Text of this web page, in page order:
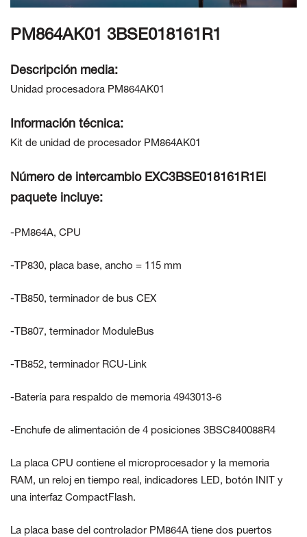
PM864AK01 3BSE018161R1
Descripción media:
Unidad procesadora PM864AK01
Información técnica:
Kit de unidad de procesador PM864AK01
Número de intercambio EXC3BSE018161R1El
paquete incluye:
-PM864A, CPU
-TP830, placa base, ancho = 115 mm
-TB850, terminador de bus CEX
-TB807, terminador ModuleBus
-TB852, terminador RCU-Link
-Batería para respaldo de memoria 4943013-6
-Enchufe de alimentación de 4 posiciones 3BSC840088R4
La placa CPU contiene el microprocesador y la memoria
RAM, un reloj en tiempo real, indicadores LED, botón INIT y
una interfaz CompactFlash.
La placa base del controlador PM864A tiene dos puertos